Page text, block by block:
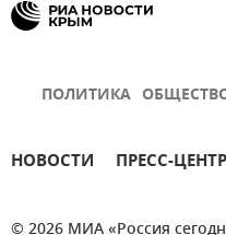
ПОЛИТИКА
НОВОСТИ ПРЕСС-ЦЕНТР
© 2026 МИА «Россия